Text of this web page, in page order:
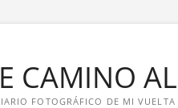
CAMINO
FOTOGRÁFICO DE MI